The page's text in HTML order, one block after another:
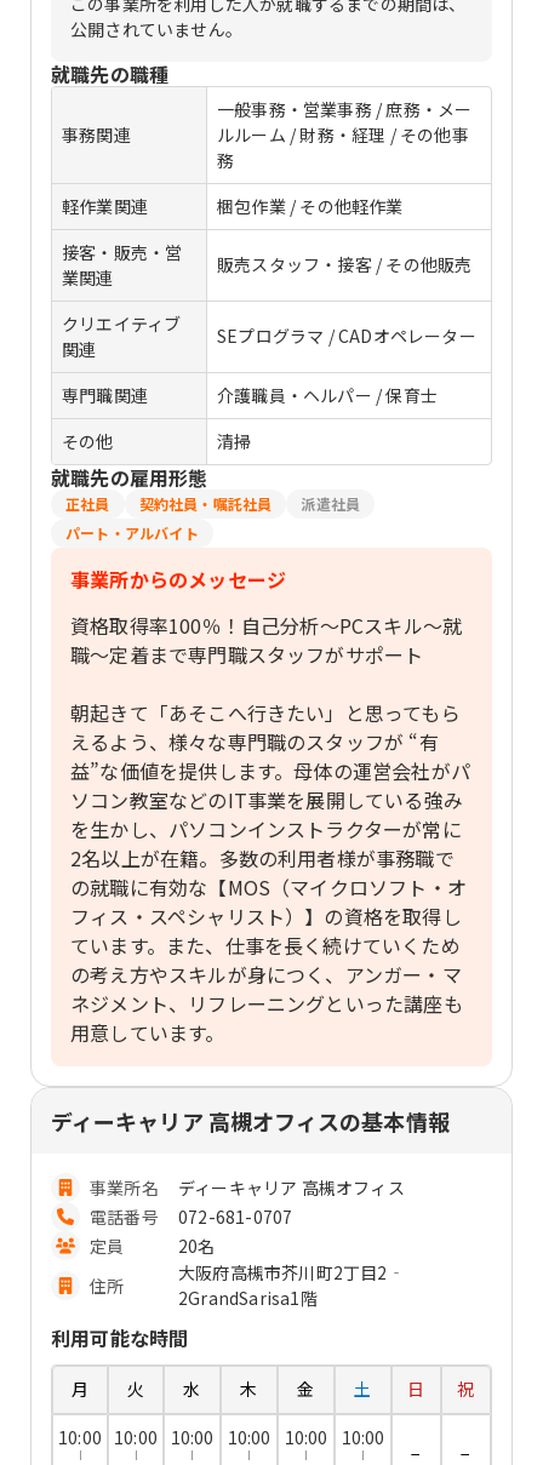
公開されていません。
就職先の職種
事務関連
一般事務・営業事務 / 庶務・メー
ルルーム / 財務・経理 / その他事
務
軽作業関連
梱包作業 / その他軽作業
接客・販売・営
業関連
販売スタッフ・接客 / その他販売
クリエイティブ
関連
SEプログラマ / CADオペレーター
専門職関連
介護職員・ヘルパー / 保育士
その他
清掃
就職先の雇用形態
正社員 契約社員・嘱託社員
派遣社員
パート・アルバイト
事業所からのメッセージ
資格取得率100％！自己分析〜PCスキル〜就
職〜定着まで専門職スタッフがサポート
朝起きて「あそこへ行きたい」と思ってもら
えるよう、様々な専門職のスタッフが “有
益”な価値を提供します。母体の運営会社がパ
ソコン教室などのIT事業を展開している強み
を生かし、パソコンインストラクターが常に
2名以上が在籍。多数の利用者様が事務職で
の就職に有効な【MOS（マイクロソフト・オ
フィス・スペシャリスト）】の資格を取得し
ています。また、仕事を長く続けていくため
の考え方やスキルが身につく、アンガー・マ
ネジメント、リフレーニングといった講座も
用意しています。
ディーキャリア 高槻オフィスの基本情報
事業所名
ディーキャリア 高槻オフィス
電話番号
072-681-0707
定員
20名
住所
大阪府高槻市芥川町2丁目2‐
2GrandSarisa1階
利用可能な時間
月 火 水 木 金 土 日
祝
10:00 10:00
10:00
10:00
10:00
10:00
− −